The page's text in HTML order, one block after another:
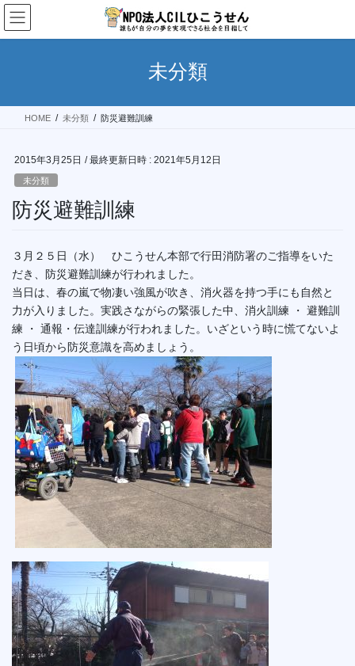
コ
ン
テ
ス
ナ
ビ
ゲ
ン
未分類
HOME 未分類 防災避難訓練
2015年3月25日 / 最終更新日時 : 2021年5月12日
未分類
防災避難訓練
３月２５日（水） ひこうせん本部で行田消防署のご指導をいた
だき、防災避難訓練が行われました。
当日は、春の嵐で物凄い強風が吹き、消火器を持つ手にも自然と
力が入りました。実践さながらの緊張した中、消火訓練 ・ 避難訓
練 ・ 通報・伝達訓練が行われました。いざという時に慌てないよ
う日頃から防災意識を高めましょう。